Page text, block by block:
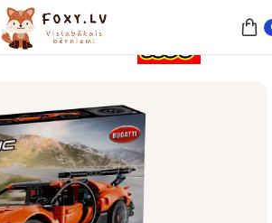
Lego un konstruktori